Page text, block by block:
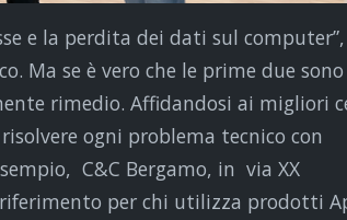
e la perdita dei dati sul computer”,
Ma se è vero che le prime due sono
rimedio. Affidandosi ai migliori
ogni problema tecnico con
C&C Bergamo, in via XX
per chi utilizza prodotti